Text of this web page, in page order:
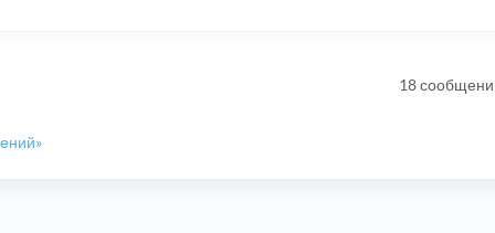
18